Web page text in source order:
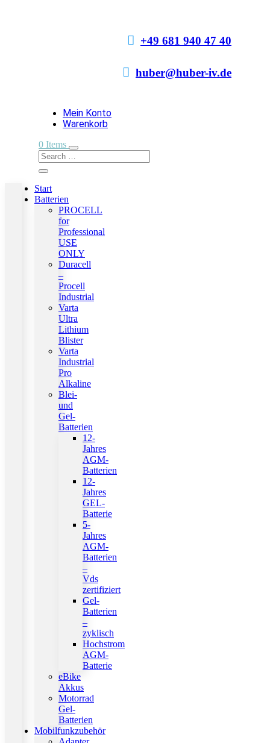
 +49 681 940 47 40
 huber@huber-iv.de
Mein Konto
Warenkorb
0 Items
Start
Batterien
PROCELL
for
Professional
USE
ONLY
Duracell
–
Procell
Industrial
Varta
Ultra
Lithium
Blister
Varta
Industrial
Pro
Alkaline
Blei-
und
Gel-
Batterien
12-
Jahres
AGM-
Batterien
12-
Jahres
GEL-
Batterie
5-
Jahres
AGM-
Batterien
–
Vds
zertifiziert
Gel-
Batterien
–
zyklisch
Hochstrom
AGM-
Batterie
eBike
Akkus
Motorrad
Gel-
Batterien
Mobilfunkzubehör